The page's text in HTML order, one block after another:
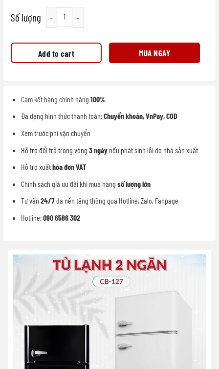
Tủ lạnh phong cách Retro màu đen quantity
Add to cart MUA NGAY
Cam kết hàng chính hãng 100%
Đa dạng hình thức thanh toán:Chuyển khoản, VnPay, COD
Xem trước phí vận chuyển
Hỗ trợ đổi trả trong vòng 3 ngày nếu phát sinh lỗi do nhà sản xuất
Hỗ trợ xuấthóa đơn VAT
Chính sách giá ưu đãi khi mua hàng số lượng lớn
Tư vấn 24/7đa nền tảng thông qua Hotline, Zalo, Fanpage
Hotline:090 6586 302